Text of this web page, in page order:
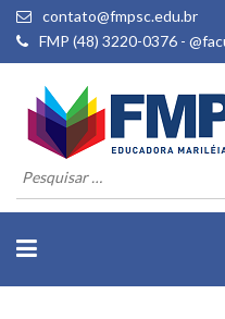
contato@fmpsc.edu.br
FMP (48) 3220-0376 -
Pesquisar
por: